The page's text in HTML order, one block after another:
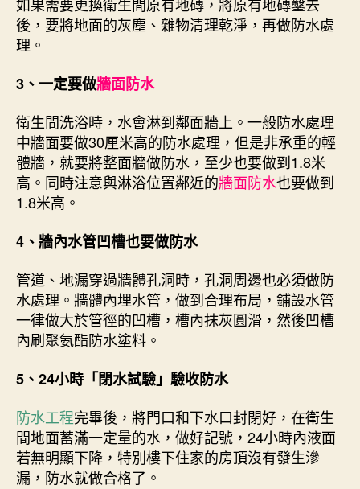
後，要將地面的灰塵、雜物清理乾淨，再做防水處
理。
3、一定要做牆面防水
衛生間洗浴時，水會淋到鄰面牆上。一般防水處理
中牆面要做30厘米高的防水處理，但是非承重的輕
體牆，就要將整面牆做防水，至少也要做到1.8米
高。同時注意與淋浴位置鄰近的牆面防水也要做到
1.8米高。
4、牆內水管凹槽也要做防水
管道、地漏穿過牆體孔洞時，孔洞周邊也必須做防
水處理。牆體內埋水管，做到合理布局，鋪設水管
一律做大於管徑的凹槽，槽內抹灰圓滑，然後凹槽
內刷聚氨酯防水塗料。
5、24小時「閉水試驗」驗收防水
防水工程完畢後，將門口和下水口封閉好，在衛生
間地面蓄滿一定量的水，做好記號，24小時內液面
若無明顯下降，特別樓下住家的房頂沒有發生滲
漏，防水就做合格了。